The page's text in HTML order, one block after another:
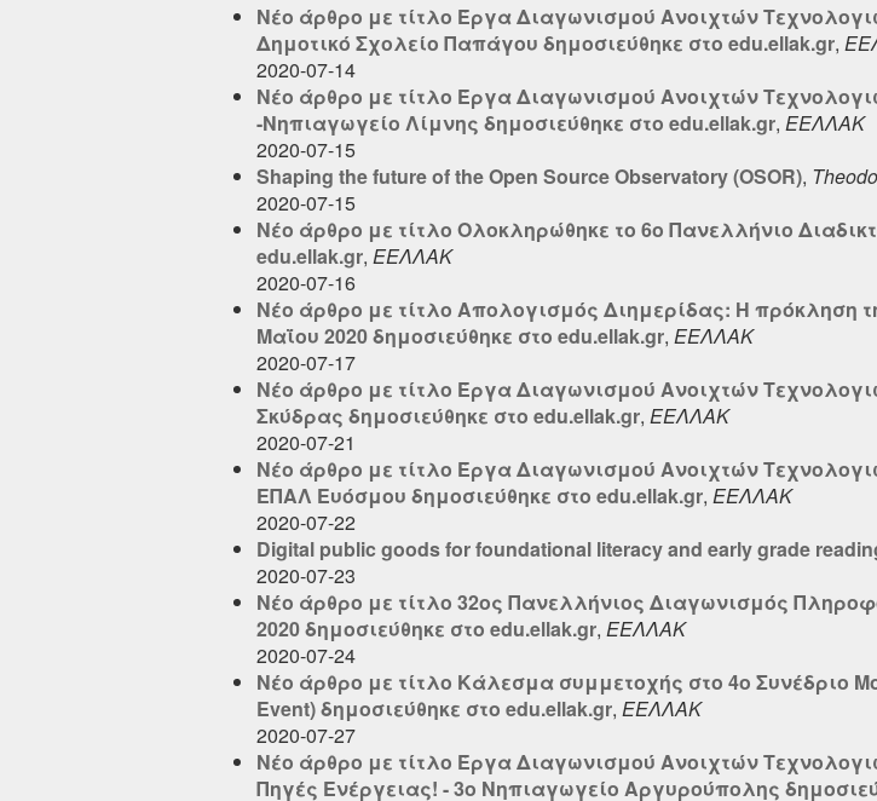
Νέο άρθρο με τίτλο Έργα Διαγωνισμού Ανοιχτών
Δημοτικό Σχολείο Παπάγου δημοσιεύθηκε στο edu.ellak.gr,
2020-07-14
Νέο άρθρο με τίτλο Έργα Διαγωνισμού Ανοιχτών
-Νηπιαγωγείο Λίμνης δημοσιεύθηκε στο edu.ellak.gr, ΕΕΛΛΑΚ
2020-07-15
Shaping the future of the Open Source Observatory (OSOR),
2020-07-15
Νέο άρθρο με τίτλο Ολοκληρώθηκε το 6ο Πανελλήνιο
edu.ellak.gr, ΕΕΛΛΑΚ
2020-07-16
Νέο άρθρο με τίτλο Απολογισμός Διημερίδας: Η πρόκληση
Μαΐου 2020 δημοσιεύθηκε στο edu.ellak.gr, ΕΕΛΛΑΚ
2020-07-17
Νέο άρθρο με τίτλο Έργα Διαγωνισμού Ανοιχτών
Σκύδρας δημοσιεύθηκε στο edu.ellak.gr, ΕΕΛΛΑΚ
2020-07-21
Νέο άρθρο με τίτλο Έργα Διαγωνισμού Ανοιχτών
ΕΠΑΛ Ευόσμου δημοσιεύθηκε στο edu.ellak.gr, ΕΕΛΛΑΚ
2020-07-22
Digital public goods for foundational literacy and early grade
2020-07-23
Νέο άρθρο με τίτλο 32ος Πανελλήνιος Διαγωνισμός
2020 δημοσιεύθηκε στο edu.ellak.gr, ΕΕΛΛΑΚ
2020-07-24
Νέο άρθρο με τίτλο Κάλεσμα συμμετοχής στο 4ο Συνέδριο
Event) δημοσιεύθηκε στο edu.ellak.gr, ΕΕΛΛΑΚ
2020-07-27
Νέο άρθρο με τίτλο Έργα Διαγωνισμού Ανοιχτών
Πηγές Ενέργειας! - 3ο Νηπιαγωγείο Αργυρούπολης